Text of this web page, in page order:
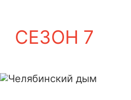
СЕЗОН 7
Челябинский дым